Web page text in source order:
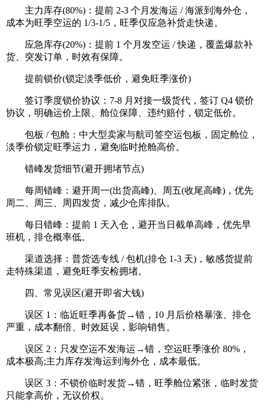
主力库存(80%)：提前 2-3 个月发海运 / 海派到海外仓，
成本为旺季空运的 1/3-1/5，旺季仅应急补货走快递。
应急库存(20%)：提前 1 个月发空运 / 快递，覆盖爆款补
货、突发订单，时效有保障。
提前锁价(锁定淡季低价，避免旺季涨价)
签订季度锁价协议：7-8 月对接一级货代，签订 Q4 锁价
协议，明确运价上限、舱位保障、违约赔付，锁定低价。
包板 / 包舱：中大型卖家与航司签空运包板，固定舱位，
淡季价锁定旺季运力，避免临时抢舱高价。
错峰发货细节(避开拥堵节点)
每周错峰：避开周一(出货高峰)、周五(收尾高峰)，优先
周二、周三、周四发货，减少仓库排队。
每日错峰：提前 1 天入仓，避开当日截单高峰，优先早
班机，排仓概率低。
渠道选择：普货选专线 / 包机(排仓 1-3 天)，敏感货提前
走特殊渠道，避免旺季安检拥堵。
四、常见误区(避开即省大钱)
误区 1：临近旺季再备货→错，10 月后价格暴涨、排仓
严重，成本翻倍、时效延误，影响销售。
误区 2：只发空运不发海运→错，空运旺季涨价 80%，
成本极高;主力库存发海运到海外仓，成本最低。
误区 3：不锁价临时发货→错，旺季舱位紧张，临时发货
只能拿高价，无议价权。